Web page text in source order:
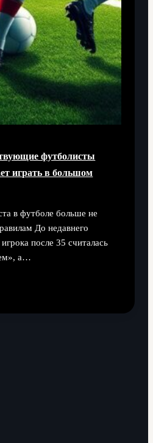
футболисты
играть в большом
в футболе больше не
До недавнего
после 35 считалась
а…